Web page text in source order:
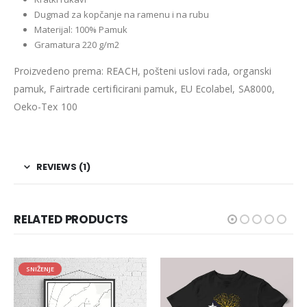
Dugmad za kopčanje na ramenu i na rubu
Materijal: 100% Pamuk
Gramatura 220 g/m2
Proizvedeno prema: REACH, pošteni uslovi rada, organski
pamuk, Fairtrade certificirani pamuk, EU Ecolabel, SA8000,
Oeko-Tex 100
REVIEWS (1)
RELATED PRODUCTS
SNIŽENJE